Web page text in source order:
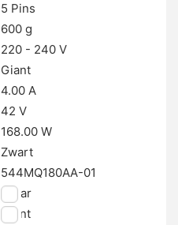
5 Pins
600 g
220 - 240 V
Giant
4.00 A
42 V
168.00 W
Zwart
544MQ180AA-01
2 jaar
Giant